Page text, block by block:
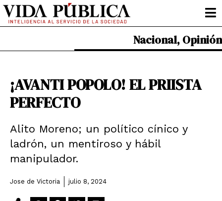
Ir
contenido
Nacional, Opinión
¡AVANTI POPOLO! EL PRIISTA
PERFECTO
Alito Moreno; un político cínico y
ladrón, un mentiroso y hábil
manipulador.
Jose de Victoria julio 8, 2024